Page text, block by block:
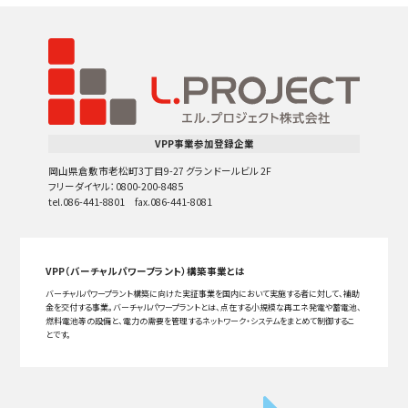
VPP事業参加登録企業
岡山県倉敷市老松町3丁目9-27 グランドールビル 2F
フリーダイヤル：0800-200-8485
tel.086-441-8801 fax.086-441-8081
VPP（バーチャルパワープラント）構築事業とは
バーチャルパワープラント構築に向けた実証事業を国内において実施する者に対して、補助
金を交付する事業。バーチャルパワープラントとは、点在する小規模な再エネ発電や蓄電池、
燃料電池等の設備と、電力の需要を管理するネットワーク・システムをまとめて制御するこ
とです。